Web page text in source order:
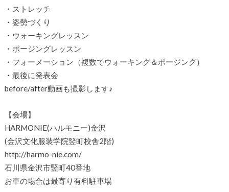
・ストレッチ
・姿勢づくり
・ウォーキングレッスン
・ポージングレッスン
・フォーメーション（複数でウォーキング＆ポージング）
・最後に発表会
before/after動画も撮影します♪
【会場】
HARMONIE(ハルモニー)金沢
(金沢文化服装学院竪町校舎2階)
http://harmo-nie.com/
石川県金沢市竪町40番地
お車の場合は最寄り有料駐車場